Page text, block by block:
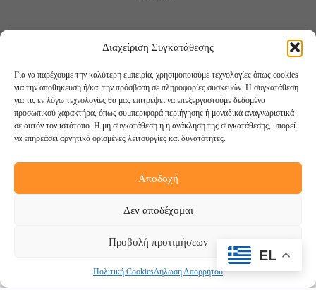
Διαχείριση Συγκατάθεσης
Για να παρέχουμε την καλύτερη εμπειρία, χρησιμοποιούμε τεχνολογίες όπως cookies
για την αποθήκευση ή/και την πρόσβαση σε πληροφορίες συσκευών. Η συγκατάθεση
για τις εν λόγω τεχνολογίες θα μας επιτρέψει να επεξεργαστούμε δεδομένα
προσωπικού χαρακτήρα, όπως συμπεριφορά περιήγησης ή μοναδικά αναγνωριστικά
σε αυτόν τον ιστότοπο. Η μη συγκατάθεση ή η ανάκληση της συγκατάθεσης, μπορεί
να επηρεάσει αρνητικά ορισμένες λειτουργίες και δυνατότητες.
Αποδοχή
Δεν αποδέχομαι
Προβολή προτιμήσεων
Πολιτική CookiesΔήλωση Απορρήτου
EL